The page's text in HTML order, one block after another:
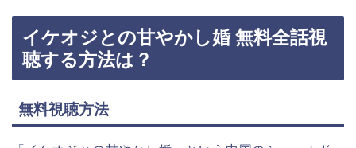
イケオジとの甘やかし婚 無料全話視
聴する方法は？
無料視聴方法